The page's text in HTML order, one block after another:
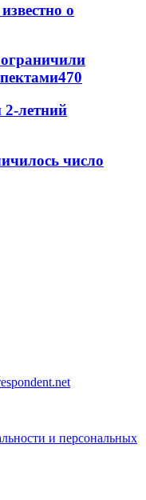
о
470
летний
число
и персональных